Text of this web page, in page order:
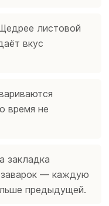
листовой
вкус
время не
закладка
— каждую
предыдущей.